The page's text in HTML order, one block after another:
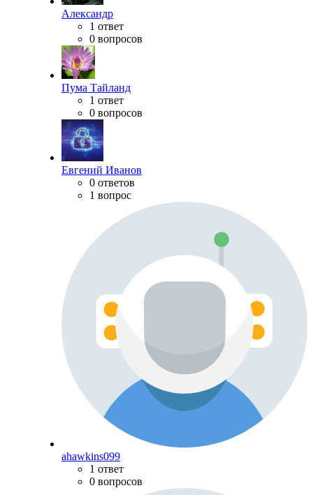
Александр
1 ответ
0 вопросов
Пума Тайланд
1 ответ
0 вопросов
Евгений Иванов
0 ответов
1 вопрос
ahawkins099
1 ответ
0 вопросов